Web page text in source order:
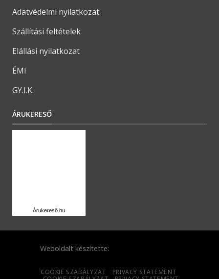
Adatvédelmi nyilatkozat
Szállítási feltételek
Elállási nyilatkozat
ÉMI
GY.I.K.
ÁRUKERESŐ
Árukereső.hu
Weboldalt készítette:
COOKIE SZABÁLYZAT
PRIVACY STATEMENT